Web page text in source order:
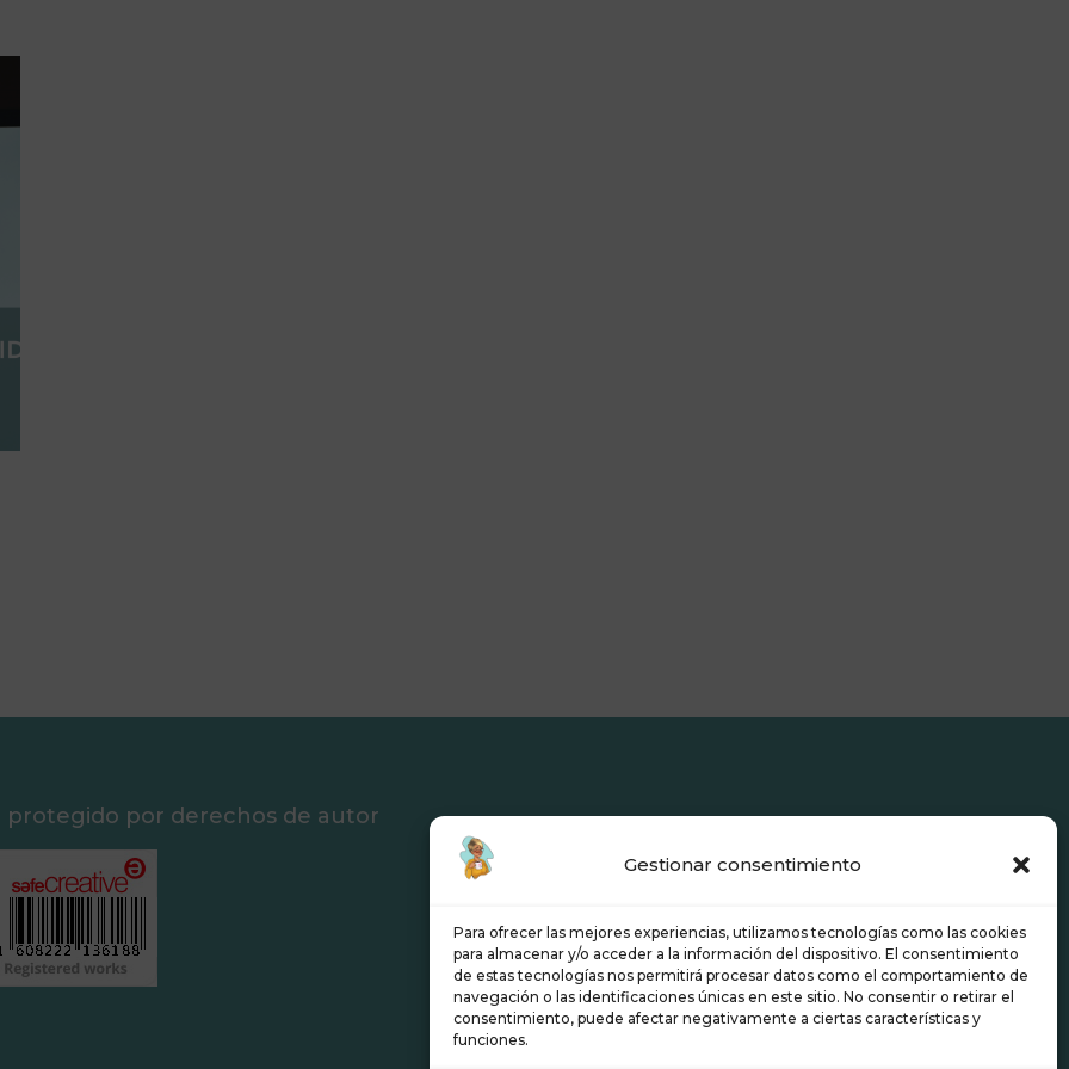
Gestionar consentimiento
Para ofrecer las mejores experiencias, utilizamos tecnologías como las cookies
para almacenar y/o acceder a la información del dispositivo. El consentimiento
de estas tecnologías nos permitirá procesar datos como el comportamiento de
navegación o las identificaciones únicas en este sitio. No consentir o retirar el
consentimiento, puede afectar negativamente a ciertas características y
funciones.
por derechos de autor